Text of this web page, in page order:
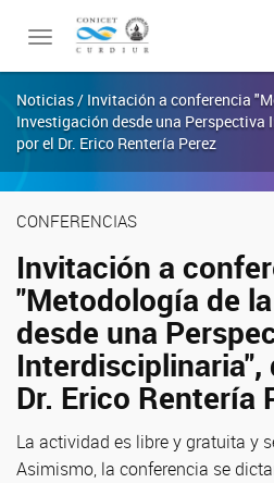
Toggle
Noticias / Invitación a conferencia
Investigación desde una
por el Dr. Erico Rentería Perez
CONFERENCIAS
Invitación a
"Metodología de
desde una
Interdisciplinaria",
Dr. Erico Rentería
La actividad es libre y gratuita y
Asimismo, la conferencia se